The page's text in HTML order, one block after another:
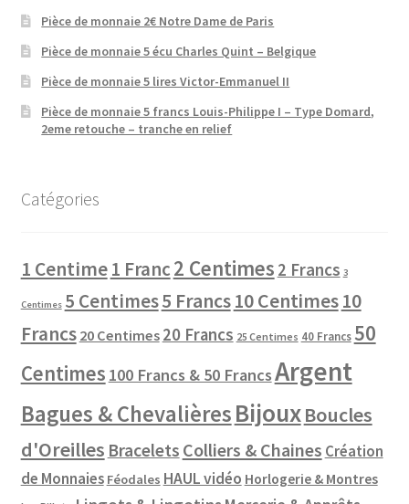
Pièce de monnaie 2€ Notre Dame de Paris
Pièce de monnaie 5 écu Charles Quint – Belgique
Pièce de monnaie 5 lires Victor-Emmanuel II
Pièce de monnaie 5 francs Louis-Philippe I – Type Domard,
2eme retouche – tranche en relief
Catégories
1 Centime1 Franc2 Centimes 2 Francs 3
Centimes 5 Centimes5 Francs10 Centimes10
Francs 20 Centimes 20 Francs 25 Centimes 40 Francs 50
Centimes 100 Francs & 50 FrancsArgent
Bagues & ChevalièresBijouxBoucles
d'Oreilles Bracelets Colliers & Chaines Création
de Monnaies Féodales HAUL vidéo Horlogerie & Montres